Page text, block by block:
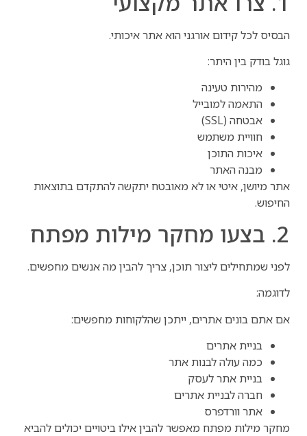
הבסיס לכל קידום אורגני הוא אתר איכותי.
גוגל בודק בין היתר:
מהירות טעינה
התאמה למובייל
אבטחה (SSL)
חוויית משתמש
איכות התוכן
מבנה האתר
אתר מיושן, איטי או לא מאובטח יתקשה להתקדם בתוצאות
החיפוש.
2. בצעו מחקר מילות מפתח
לפני שמתחילים ליצור תוכן, צריך להבין מה אנשים מחפשים.
לדוגמה:
אם אתם בונים אתרים, ייתכן שהלקוחות מחפשים:
בניית אתרים
כמה עולה לבנות אתר
בניית אתר לעסק
חברה לבניית אתרים
אתר וורדפרס
מחקר מילות מפתח מאפשר להבין אילו ביטויים יכולים להביא